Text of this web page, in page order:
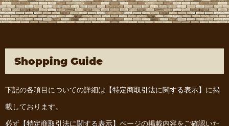
Shopping Guide
下記の各項目についての詳細は 【特定商取引法に関する表示】 に掲
載しております。
必ず 【特定商取引法に関する表示】 ページの掲載内容をご確認いた